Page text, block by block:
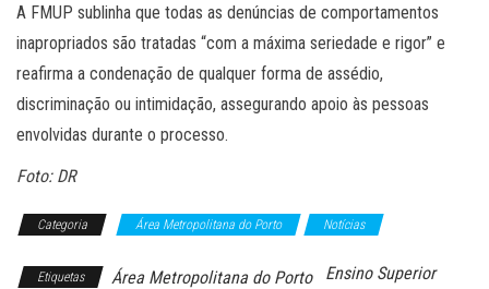
A FMUP sublinha que todas as denúncias de comportamentos
inapropriados são tratadas “com a máxima seriedade e rigor” e
reafirma a condenação de qualquer forma de assédio,
discriminação ou intimidação, assegurando apoio às pessoas
envolvidas durante o processo.
Foto: DR
Categoria Área Metropolitana do Porto Notícias
Etiquetas Área Metropolitana do Porto
Ensino Superior